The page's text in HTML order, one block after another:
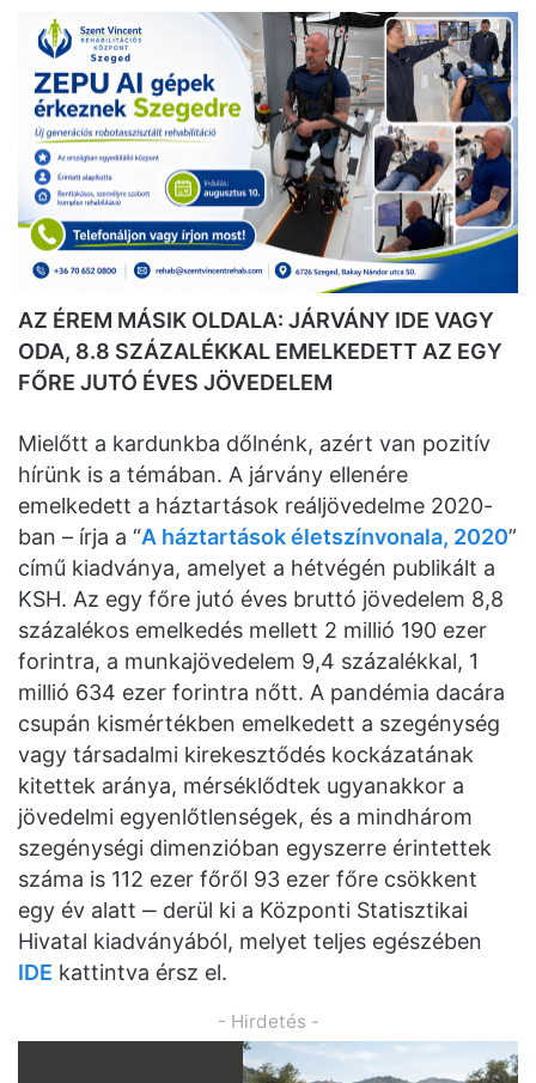
AZ ÉREM MÁSIK OLDALA: JÁRVÁNY IDE VAGY
ODA, 8.8 SZÁZALÉKKAL EMELKEDETT AZ EGY
FŐRE JUTÓ ÉVES JÖVEDELEM
Mielőtt a kardunkba dőlnénk, azért van pozitív
hírünk is a témában. A járvány ellenére
emelkedett a háztartások reáljövedelme 2020-
ban – írja a “A háztartások életszínvonala, 2020”
című kiadványa, amelyet a hétvégén publikált a
KSH. Az egy főre jutó éves bruttó jövedelem 8,8
százalékos emelkedés mellett 2 millió 190 ezer
forintra, a munkajövedelem 9,4 százalékkal, 1
millió 634 ezer forintra nőtt. A pandémia dacára
csupán kismértékben emelkedett a szegénység
vagy társadalmi kirekesztődés kockázatának
kitettek aránya, mérséklődtek ugyanakkor a
jövedelmi egyenlőtlenségek, és a mindhárom
szegénységi dimenzióban egyszerre érintettek
száma is 112 ezer főről 93 ezer főre csökkent
egy év alatt ‒ derül ki a Központi Statisztikai
Hivatal kiadványából, melyet teljes egészében
IDE kattintva érsz el.
- Hirdetés -